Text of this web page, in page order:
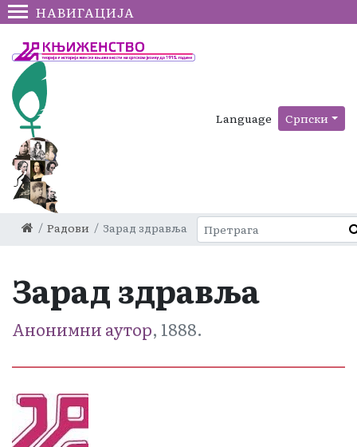
НАВИГАЦИЈА
Language Српски
Радови Зарад здравља
Зарад здравља
Анонимни аутор, 1888.